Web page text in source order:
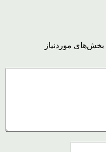
بخش‌های موردنیاز